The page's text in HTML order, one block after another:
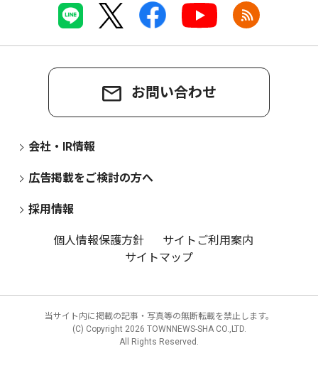
お問い合わせ
会社・IR情報
広告掲載をご検討の方へ
採用情報
個人情報保護方針
サイトご利用案内
サイトマップ
当サイト内に掲載の記事・写真等の無断転載を禁止します。
(C) Copyright 2026 TOWNNEWS-SHA CO.,LTD.
All Rights Reserved.